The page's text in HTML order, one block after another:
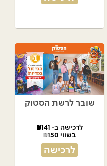
שובר לרשת הסטוק
לרכישה ב- ₪141
בשווי ₪150
לרכישה